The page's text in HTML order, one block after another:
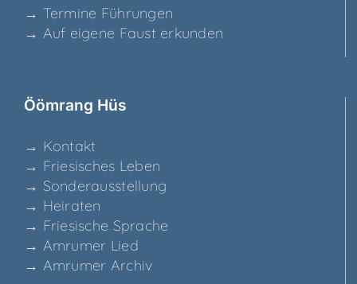
→ Ter­mi­ne Führungen
→ Auf eige­ne Faust erkunden
Ööm­rang Hüs
→ Kon­takt
→ Frie­si­sches Leben
→ Son­der­aus­stel­lung
→ Hei­ra­ten
→ Frie­si­sche Sprache
→ Amru­mer Lied
→ Amru­mer Archiv